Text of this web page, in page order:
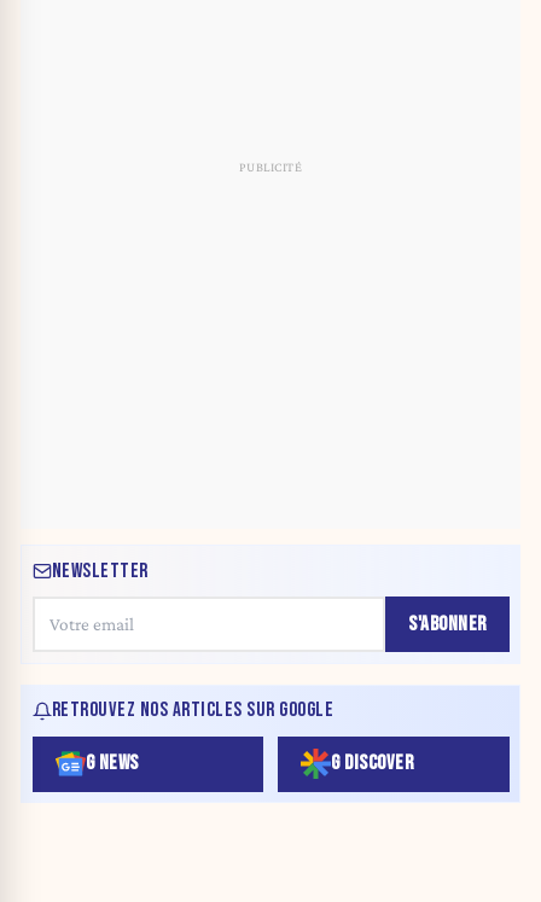
NEWSLETTER
S'ABONNER
RETROUVEZ NOS ARTICLES SUR GOOGLE
G NEWS G DISCOVER